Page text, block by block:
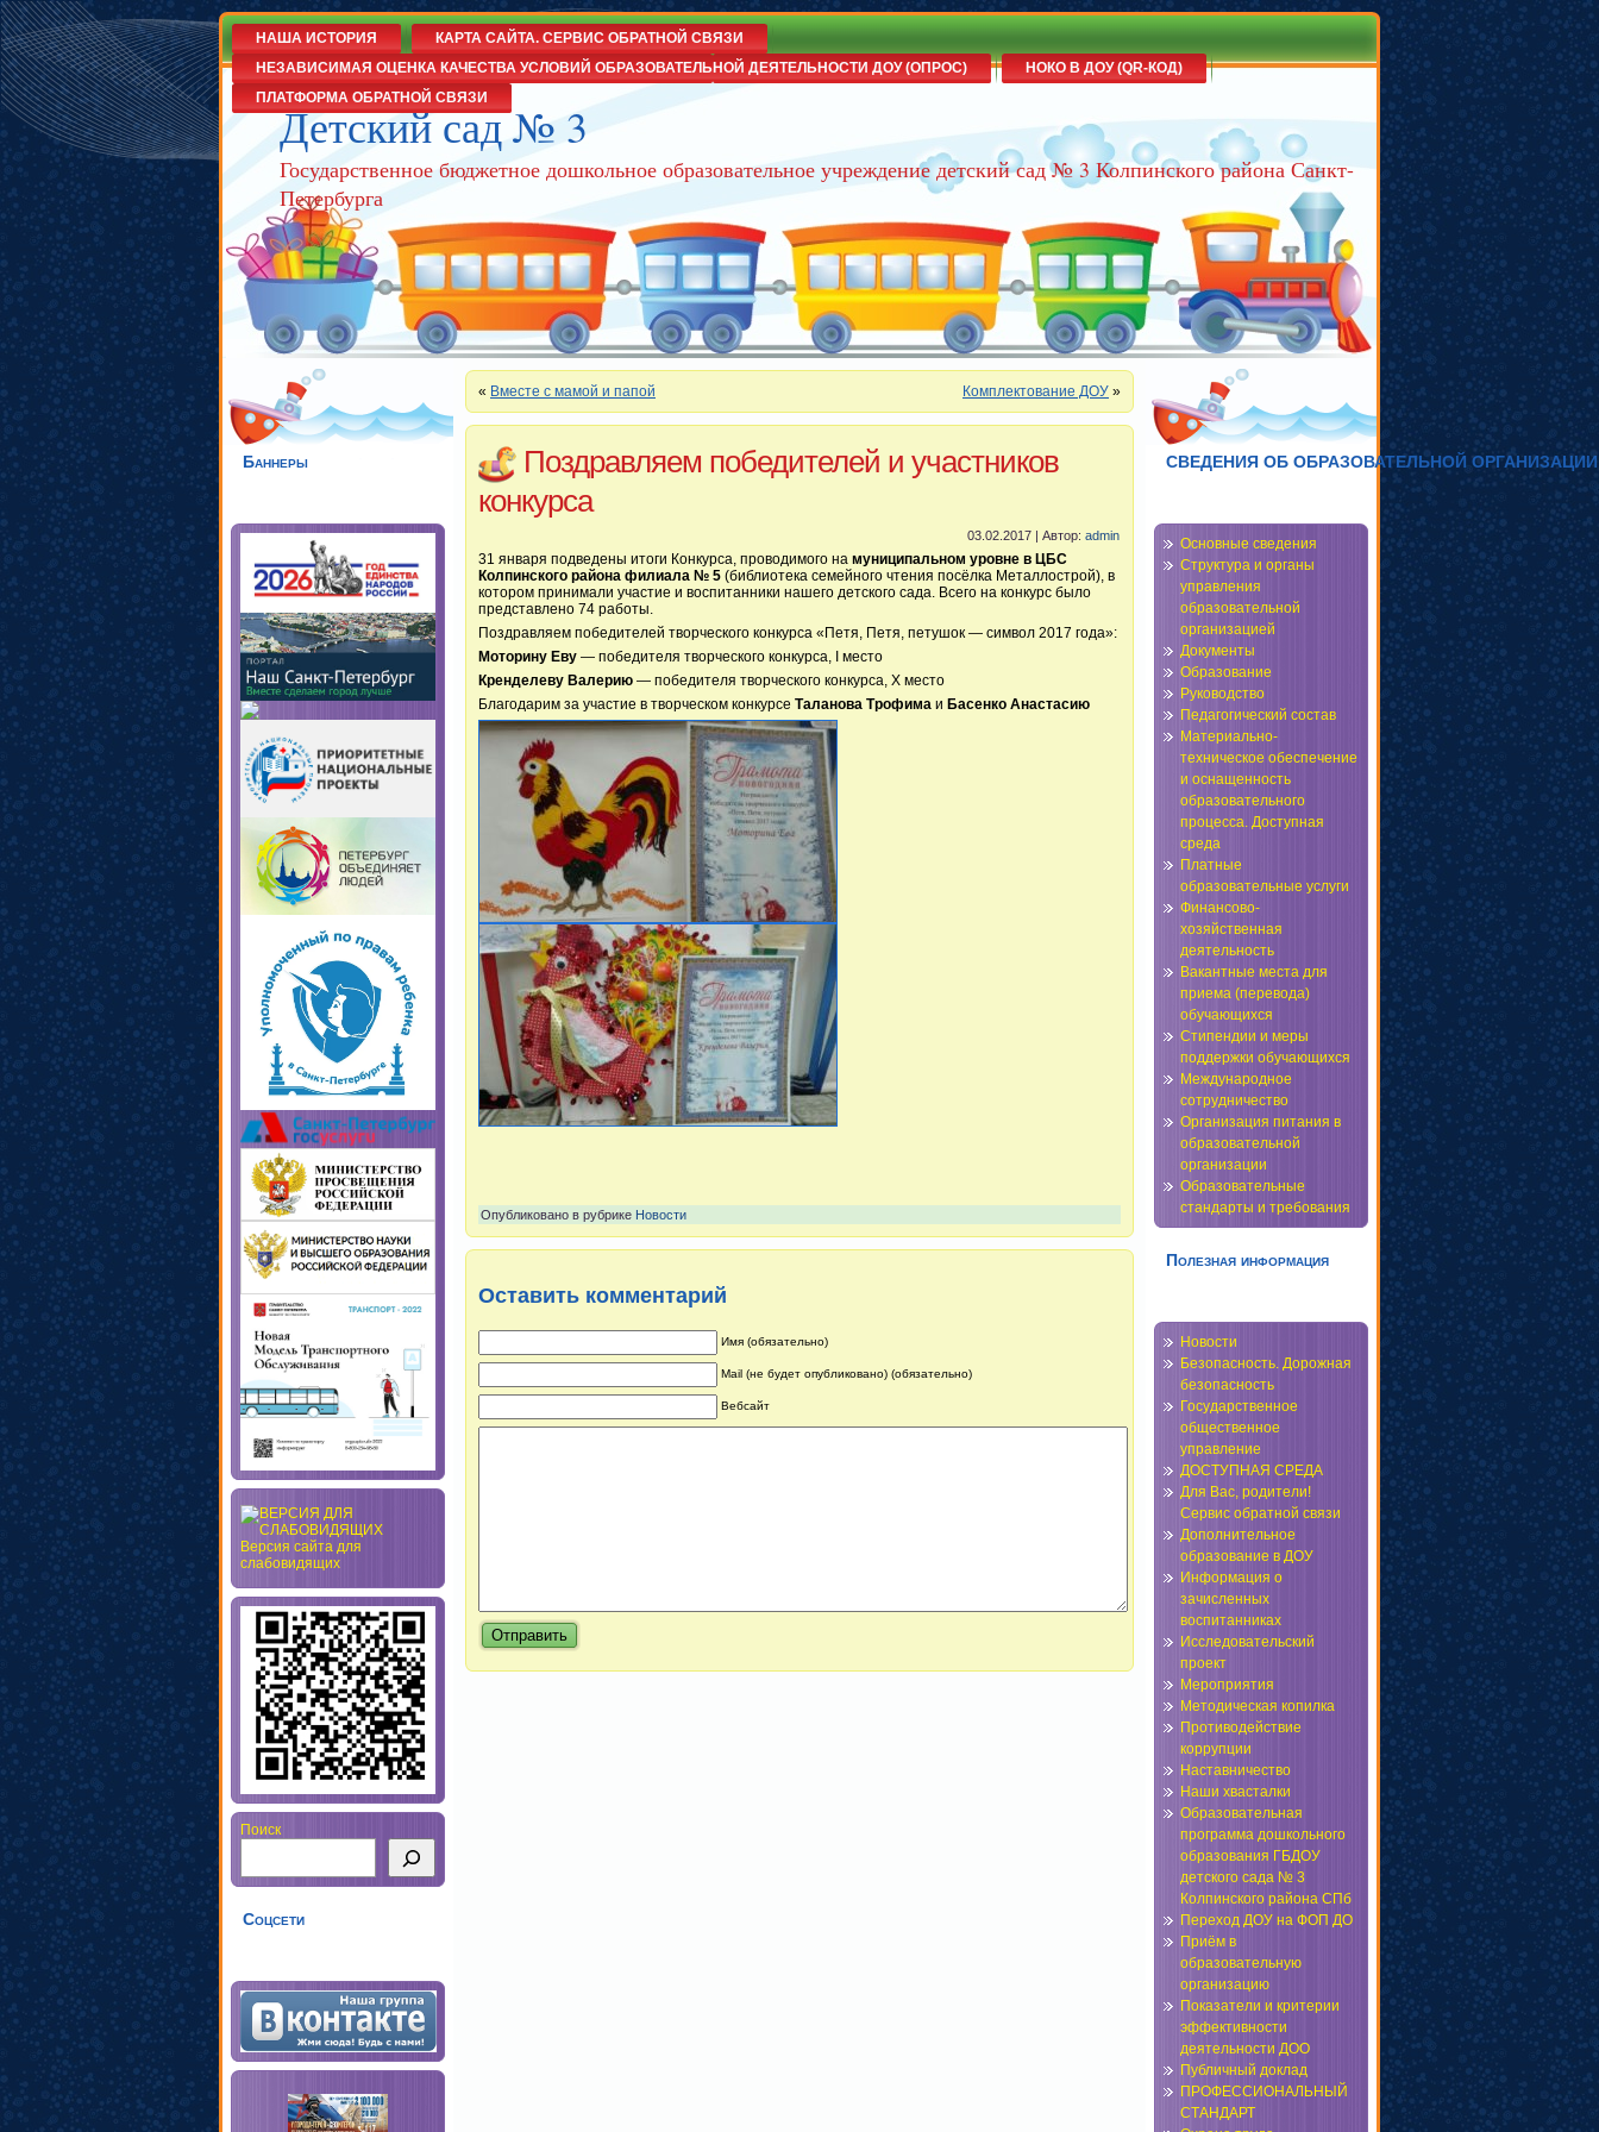
Детский сад № 3
Государственное бюджетное дошкольное образовательное учреждение детский сад № 3 Колпинского района Санкт-
Петербурга
НАША ИСТОРИЯ
КАРТА САЙТА. СЕРВИС ОБРАТНОЙ СВЯЗИ
НЕЗАВИСИМАЯ ОЦЕНКА КАЧЕСТВА УСЛОВИЙ ОБРАЗОВАТЕЛЬНОЙ ДЕЯТЕЛЬНОСТИ ДОУ (ОПРОС)
НОКО В ДОУ (QR-КОД)
ПЛАТФОРМА ОБРАТНОЙ СВЯЗИ
Баннеры
Версия сайта для
слабовидящих
Поиск
Соцсети
« Вместе с мамой и папой Комплектование ДОУ »
Поздравляем победителей и участников
конкурса
03.02.2017 | Автор: admin
31 января подведены итоги Конкурса, проводимого на муниципальном уровне в ЦБС
Колпинского района филиала № 5 (библиотека семейного чтения посёлка Металлострой), в
котором принимали участие и воспитанники нашего детского сада. Всего на конкурс было
представлено 74 работы.
Поздравляем победителей творческого конкурса «Петя, Петя, петушок — символ 2017 года»:
Моторину Еву — победителя творческого конкурса, I место
Кренделеву Валерию — победителя творческого конкурса, X место
Благодарим за участие в творческом конкурсе Таланова Трофима и Басенко Анастасию
Опубликовано в рубрике Новости
Оставить комментарий
Имя (обязательно)
Mail (не будет опубликовано) (обязательно)
Вебсайт
СВЕДЕНИЯ ОБ ОБРАЗОВАТЕЛЬНОЙ ОРГАНИЗАЦИИ
Основные сведения
Структура и органы
управления
образовательной
организацией
Документы
Образование
Руководство
Педагогический состав
Материально-
техническое обеспечение
и оснащенность
образовательного
процесса. Доступная
среда
Платные
образовательные услуги
Финансово-
хозяйственная
деятельность
Вакантные места для
приема (перевода)
обучающихся
Стипендии и меры
поддержки обучающихся
Международное
сотрудничество
Организация питания в
образовательной
организации
Образовательные
стандарты и требования
Полезная информация
Новости
Безопасность. Дорожная
безопасность
Государственное
общественное
управление
ДОСТУПНАЯ СРЕДА
Для Вас, родители!
Сервис обратной связи
Дополнительное
образование в ДОУ
Информация о
зачисленных
воспитанниках
Исследовательский
проект
Мероприятия
Методическая копилка
Противодействие
коррупции
Наставничество
Наши хвасталки
Образовательная
программа дошкольного
образования ГБДОУ
детского сада № 3
Колпинского района СПб
Переход ДОУ на ФОП ДО
Приём в
образовательную
организацию
Показатели и критерии
эффективности
деятельности ДОО
Публичный доклад
ПРОФЕССИОНАЛЬНЫЙ
СТАНДАРТ